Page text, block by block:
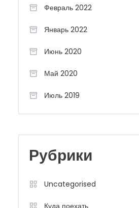
Февраль 2022
Январь 2022
Июнь 2020
Май 2020
Июль 2019
Рубрики
Uncategorised
Куда поехать